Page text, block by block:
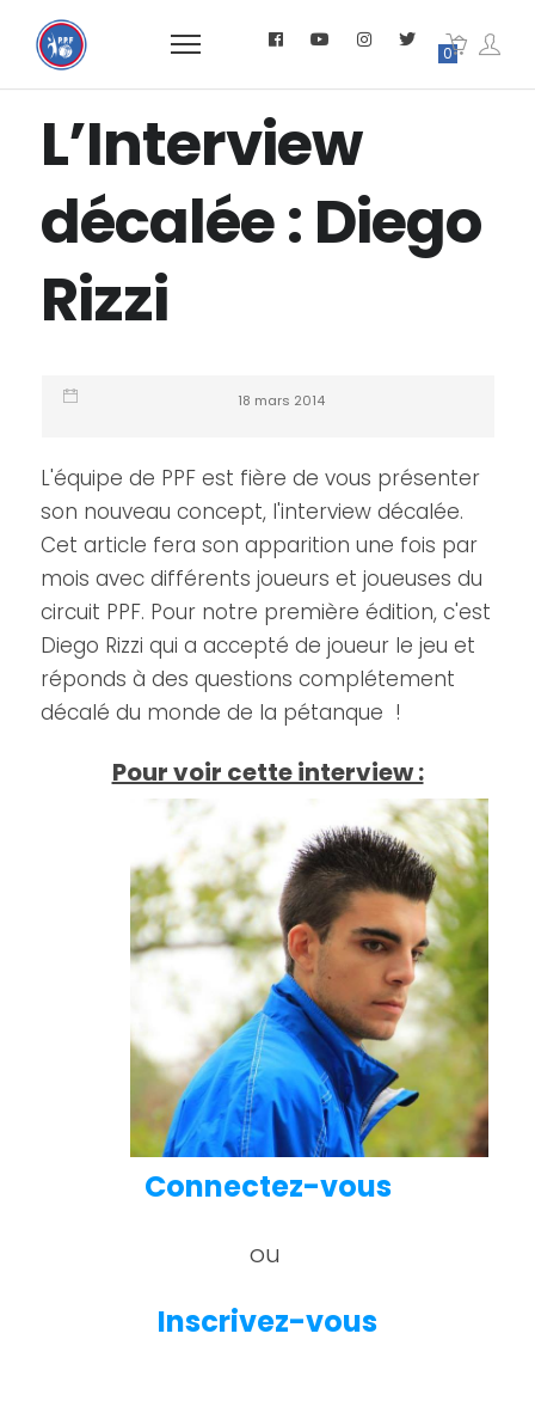
0
L’Interview
décalée : Diego
Rizzi
18 mars 2014
L'équipe de PPF est fière de vous présenter
son nouveau concept, l'interview décalée.
Cet article fera son apparition une fois par
mois avec différents joueurs et joueuses du
circuit PPF. Pour notre première édition, c'est
Diego Rizzi qui a accepté de joueur le jeu et
réponds à des questions complétement
décalé du monde de la pétanque !
Pour voir cette interview :
Connectez-vous
ou
Inscrivez-vous